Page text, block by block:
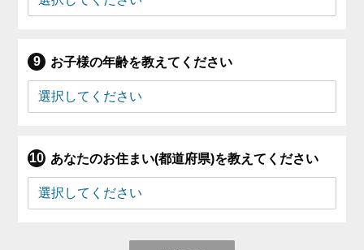
お子様の年齢を教えてください
あなたのお住まい(都道府県)を教えてください